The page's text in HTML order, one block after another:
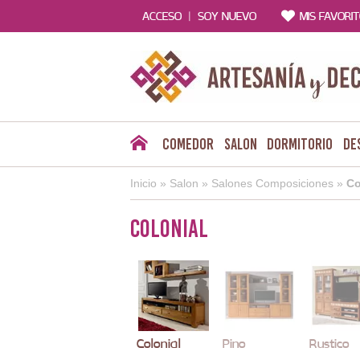
ACCESO | SOY NUEVO MIS
Comedor Salon Dormitorio
Inicio » Salon » Salones Composiciones »
Colonial
Colonial Pino Rustico